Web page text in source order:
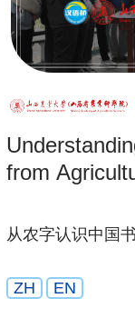
from
从农字认识中国
ZH EN